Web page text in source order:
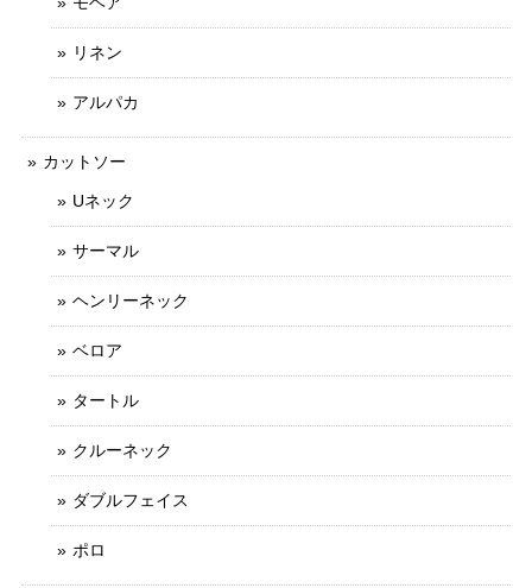
リネン
アルパカ
カットソー
Uネック
サーマル
ヘンリーネック
ベロア
タートル
クルーネック
ダブルフェイス
ポロ